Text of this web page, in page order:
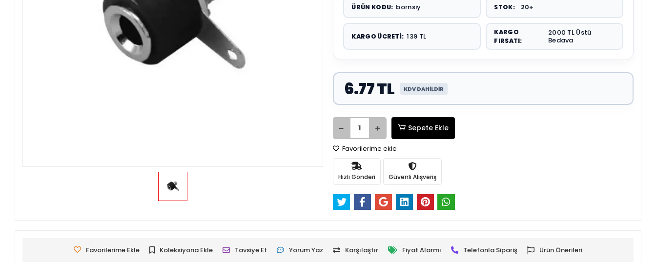
ÜRÜN KODU: bornsiy STOK: 20+
KARGO ÜCRETI: 139 TL
KARGO
FIRSATI:
2000 TL Üstü
Bedava
6.77 TL KDV DAHİLDİR
Sepete Ekle
Favorilerime ekle
Hızlı Gönderi Güvenli Alışveriş
Favorilerime Ekle Koleksiyona Ekle Tavsiye Et Yorum Yaz Karşılaştır Fiyat Alarmı Telefonla Sipariş Ürün Önerileri